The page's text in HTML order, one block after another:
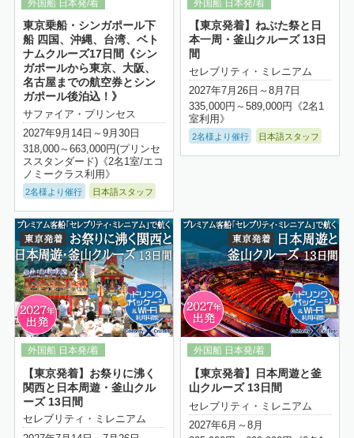
東京乗船・シンガポール下
船 四国、沖縄、台湾、ベト
ナムクルーズ17日間《シン
ガポールから東京、大阪、
名古屋までの航空券とシン
ガポール後泊込！》
サファイア・プリンセス
2027年9月14日～9月30日
318,000～663,000円(プリンセ
ススタンダード)《2名1室/エコ
ノミークラス利用》
2名様より催行 日本語スタッフ
【東京発着】ねぶた祭と日
本一周・釜山クルーズ 13日
間
セレブリティ・ミレニアム
2027年7月26日～8月7日
335,000円～589,000円《2名1
室利用》
2名様より催行 日本語スタッフ
【東京発着】お祭りに沸く
関西と日本周遊・釜山クル
ーズ 13日間
セレブリティ・ミレニアム
【東京発着】日本周遊と釜
山クルーズ 13日間
セレブリティ・ミレニアム
2027年6月～8月
詳細はこちら